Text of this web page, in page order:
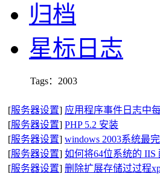
归档
星标日志
Tags：2003
[服务器设置] 应用程序事件日志中
[服务器设置] PHP 5.2 安装
[服务器设置] windows 2003系统最
[服务器设置] 如何将64位系统的 IIS
[服务器设置] 删除扩展存储过过程